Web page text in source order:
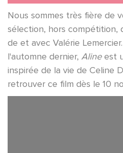
Nous sommes très fière de
sélection, hors compétition,
de et avec Valérie
l'automne dernier, Alineest
inspirée de la vie de Celine
retrouver ce film dès le 10